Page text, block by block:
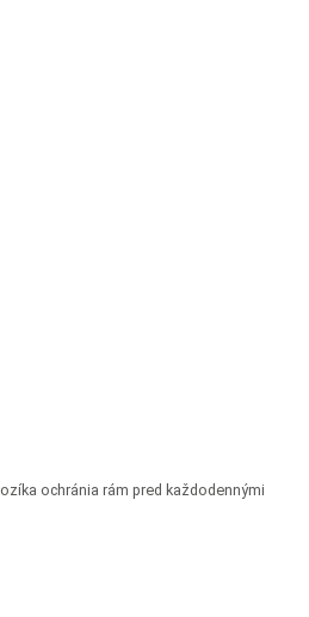
ochránia rám pred každodennými